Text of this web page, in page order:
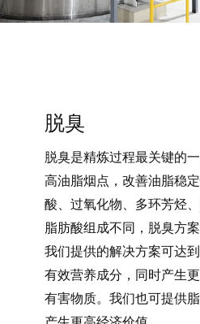
脱臭
脱臭是精炼过程最关键的
高油脂烟点，改善油脂稳
酸、过氧化物、多环芳烃
脂肪酸组成不同，脱臭方案
我们提供的解决方案可达
有效营养成分，同时产生
有害物质。我们也可提供